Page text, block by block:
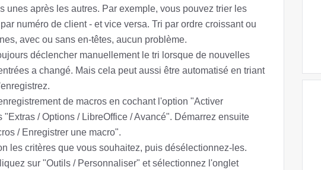
unes après les autres. Par exemple, vous pouvez trier les
numéro de client - et vice versa. Tri par ordre croissant ou
avec ou sans en-têtes, aucun problème.
déclencher manuellement le tri lorsque de nouvelles
a changé. Mais cela peut aussi être automatisé en triant
de macros en cochant l'option "Activer
/ Options / LibreOffice / Avancé". Démarrez ensuite
/ Enregistrer une macro".
les critères que vous souhaitez, puis désélectionnez-les.
sur "Outils / Personnaliser" et sélectionnez l'onglet